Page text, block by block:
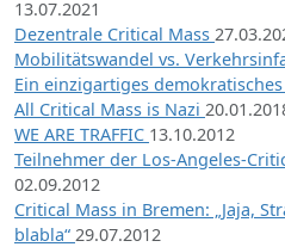
13.07.2021
Dezentrale Critical Mass
Mobilitätswandel vs.
Ein einzigartiges
All Critical Mass is Nazi
WE ARE TRAFFIC 13.10.2012
Teilnehmer der Los-Angeles-
02.09.2012
Critical Mass in Bremen: „Jaja,
blabla“ 29.07.2012